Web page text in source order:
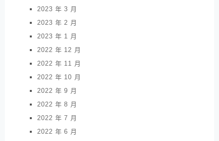
2023 年 3 月
2023 年 2 月
2023 年 1 月
2022 年 12 月
2022 年 11 月
2022 年 10 月
2022 年 9 月
2022 年 8 月
2022 年 7 月
2022 年 6 月